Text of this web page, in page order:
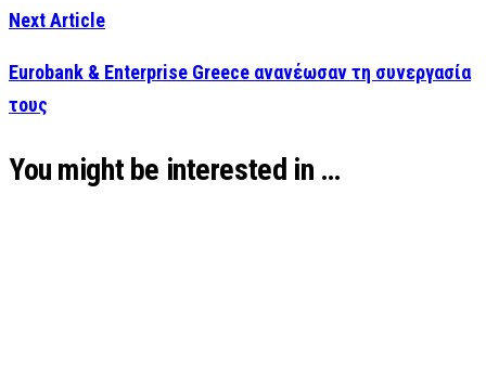
Next Article
Eurobank & Enterprise Greece ανανέωσαν τη συνεργασία
τους
You might be interested in …